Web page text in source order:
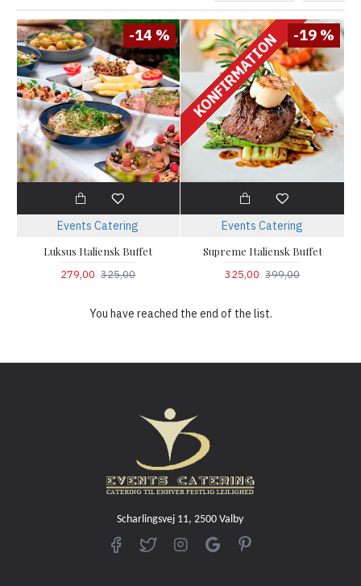
-14 %
Events Catering
Luksus Italiensk Buffet
279,00 325,00
KONFIRMATION -19 %
Events Catering
Supreme Italiensk Buffet
325,00 399,00
You have reached the end of the list.
Scharlingsvej 11, 2500 Valby